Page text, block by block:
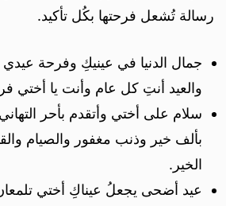
رسالة تُشعل فرحتها بكُل تأكيد.
جمال الدنيا في عينيكِ وفرحة
والعيد أنتِ كل عام وأنت يا أختي
سلام على أختي وأتقدم بأحر
بألف خير وذنب مغفور والصيام
الخير.
عيد أضحى يجعلُ عيناكِ أختي